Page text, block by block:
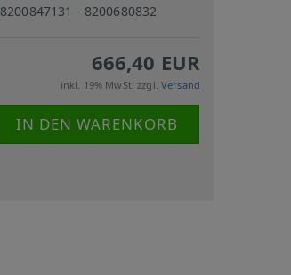
8200847131 - 8200680832
666,40 EUR
inkl. 19% MwSt. zzgl.Versand